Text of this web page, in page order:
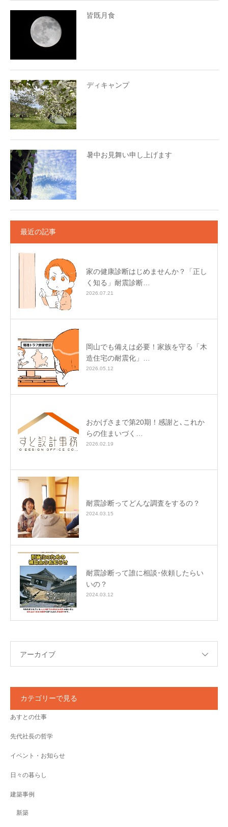
皆既月食
ディキャンプ
暑中お見舞い申し上げます
最近の記事
家の健康診断はじめませんか？「正し
く知る」耐震診断…
2026.07.21
岡山でも備えは必要！家族を守る「木
造住宅の耐震化」…
2026.05.12
おかげさまで第20期！感謝と､これか
らの住まいづく…
2026.02.19
耐震診断ってどんな調査をするの？
2024.03.15
耐震診断って誰に相談･依頼したらい
いの？
2024.03.12
アーカイブ
カテゴリーで見る
あすとの仕事
先代社長の哲学
イベント・お知らせ
日々の暮らし
建築事例
新築